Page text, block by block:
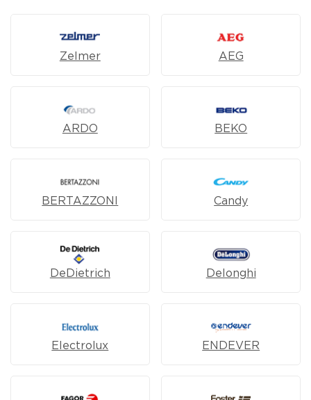
Zelmer AEG
ARDO BEKO
BERTAZZONI Candy
DeDietrich Delonghi
Electrolux ENDEVER